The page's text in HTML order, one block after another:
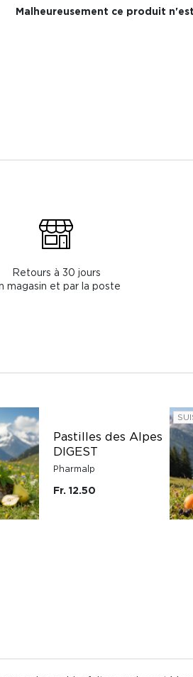
Malheureusement ce produit
Retours à 30 jours
magasin et par la poste
Pastilles des Alpes
DIGEST
Pharmalp
Fr. 12.50